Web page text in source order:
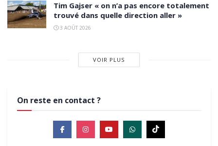
Tim Gajser « on n’a pas encore totalement
trouvé dans quelle direction aller »
3 AOÛT 2026
VOIR PLUS
On reste en contact ?